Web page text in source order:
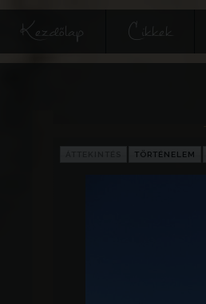
Kezdőlap Cikkek
TÖRTÉNELEM